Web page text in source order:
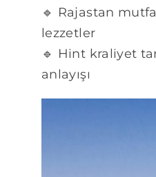
🔹 Rajastan
lezzetler
🔹 Hint kraliyet
anlayışı